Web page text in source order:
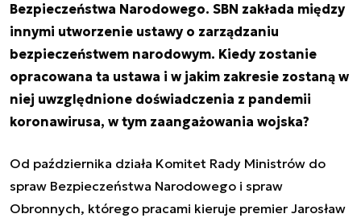
Bezpieczeństwa Narodowego. SBN zakłada między
innymi utworzenie ustawy o zarządzaniu
bezpieczeństwem narodowym. Kiedy zostanie
opracowana ta ustawa i w jakim zakresie zostaną w
niej uwzględnione doświadczenia z pandemii
koronawirusa, w tym zaangażowania wojska?
Od października działa Komitet Rady Ministrów do
spraw Bezpieczeństwa Narodowego i spraw
Obronnych, którego pracami kieruje premier Jarosław